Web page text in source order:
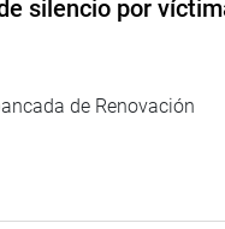
declaran
Constitucional 278
Sagasti por la
delito de Patrocinio
silencio por
de Renovación